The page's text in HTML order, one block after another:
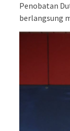
Penobatan
berlangsung